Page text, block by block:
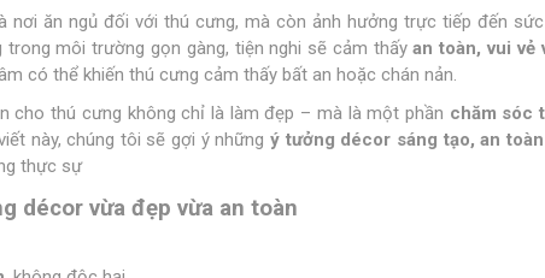
nơi ăn ngủ đối với thú cưng, mà còn ảnh hưởng trực tiếp đến
môi trường gọn gàng, tiện nghi sẽ cảm thấyan toàn, vui vẻ
có thể khiến thú cưng cảm thấy bất an hoặc chán nản.
cho thú cưng không chỉ là làm đẹp – mà là một phần chăm sóc
này, chúng tôi sẽ gợi ý những ý tưởng décor sáng tạo, an
thực sự
décor vừa đẹp vừa an toàn